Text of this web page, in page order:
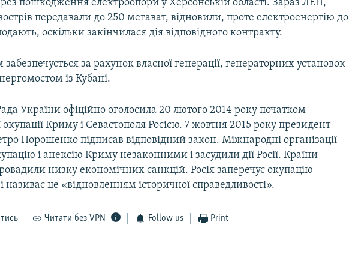
пошкодження електроопори у Херсонській області. Зараз ЛЕП,
передавали до 250 мегават, відновили, проте електроенергію до
оскільки закінчилася дія відповідного контракту.
за рахунок власної генерації, генераторних установок
із Кубані.
України офіційно оголосила 20 лютого 2014 року початком
окупації Криму і Севастополя Росією. 7 жовтня 2015 року президент
Порошенко підписав відповідний закон. Міжнародні організації
і анексію Криму незаконними і засудили дії Росії. Країни
низку економічних санкцій. Росія заперечує окупацію
називає це «відновленням історичної справедливості».
Читати без VPN Follow us Print